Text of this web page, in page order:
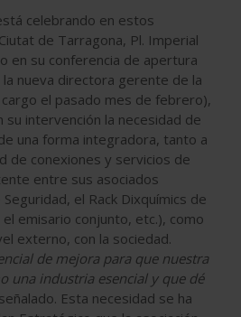
celebrando en estos
de Tarragona, Pl. Imperial
en su conferencia de apertura
la nueva directora gerente de la
el pasado mes de febrero),
su intervención la necesidad de
una forma integradora, tanto a
de conexiones y servicios de
entre sus asociados
el Rack Dixquímics de
emisario conjunto, etc.), como
externo, con la sociedad.
de mejora para que nuestra
una industria esencial y que dé
Esta necesidad se ha